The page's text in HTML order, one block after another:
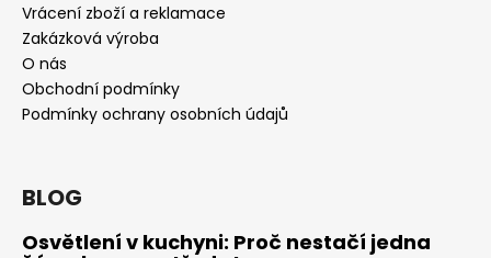
Vrácení zboží a reklamace
Zakázková výroba
O nás
Obchodní podmínky
Podmínky ochrany osobních údajů
BLOG
Osvětlení v kuchyni: Proč nestačí jedna